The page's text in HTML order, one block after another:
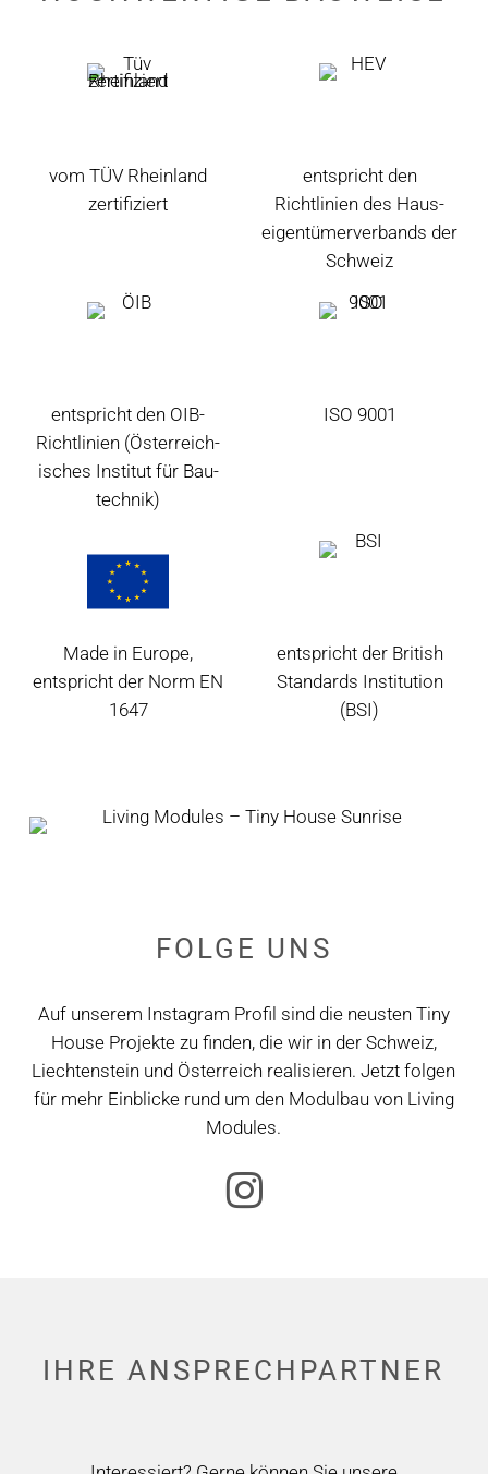
vom TÜV Rheinland
zertifiziert
entspricht den
Richtlinien des Haus­
eigen­tümer­verbands der
Schweiz
entspricht den OIB-
Richtlinien (Öster­reich­
isches Institut für Bau­
technik)
ISO 9001
Made in Europe,
entspricht der Norm EN
1647
entspricht der British
Standards Institution
(BSI)
FOLGE UNS
Auf unserem Instagram Profil sind die neusten Tiny
House Projekte zu finden, die wir in der Schweiz,
Liechtenstein und Österreich realisieren. Jetzt folgen
für mehr Einblicke rund um den Modulbau von Living
Modules.
i
n
a
IHRE ANSPRECH­­­PARTNER